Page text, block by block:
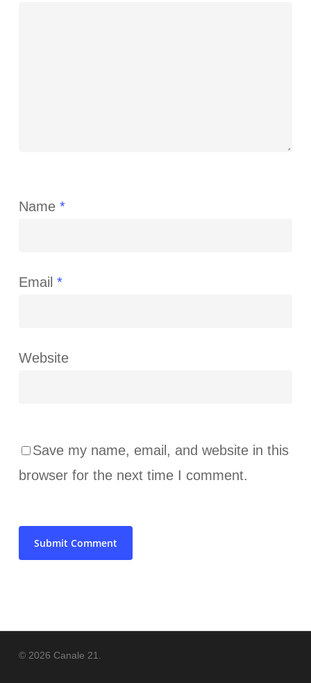
Name *
Email *
Website
Save my name, email, and website in this
browser for the next time I comment.
© 2026 Canale 21.